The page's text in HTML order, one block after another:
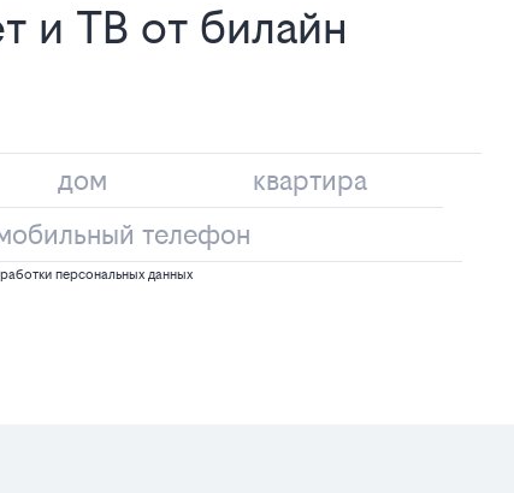
и ТВ от билайн
персональных данных